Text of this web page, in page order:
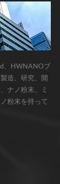
、HWNANOブ
造、研究、開
ナノ粉末、ミ
粉末を持って
ノ粒子 、 炭